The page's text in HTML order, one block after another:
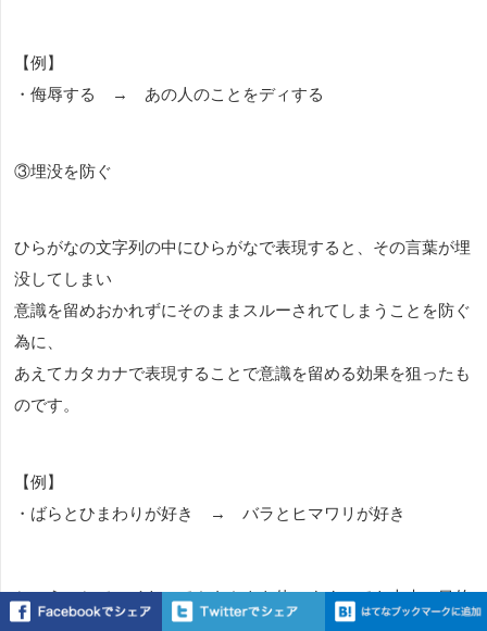
【例】
・侮辱する → あの人のことをディする
③埋没を防ぐ
ひらがなの文字列の中にひらがなで表現すると、その言葉が埋
没してしまい
意識を留めおかれずにそのままスルーされてしまうことを防ぐ
為に、
あえてカタカナで表現することで意識を留める効果を狙ったも
のです。
【例】
・ばらとひまわりが好き → バラとヒマワリが好き
ということで、イキってカタカナを使いまくっても本来の目的